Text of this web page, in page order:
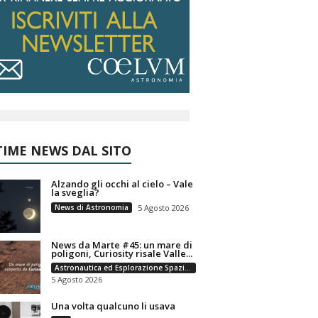
NEWS DAL SITO
Alzando gli occhi al cielo – Vale
la sveglia?
News di Astronomia 5 Agosto 2026
News da Marte #45: un mare di
poligoni, Curiosity risale Valle...
Astronautica ed Esplorazione Spaziale
5 Agosto 2026
Una volta qualcuno li usava